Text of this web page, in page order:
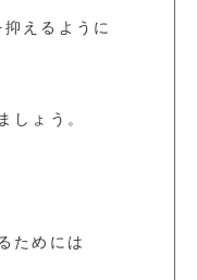
えるように
しょう。
ためには